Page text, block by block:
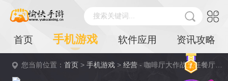
搜索关键词...
首页 手机游戏 软件应用 资讯攻略
您当前位置：首页 >手机游戏 >经营 - 咖啡厅大作战烹饪餐厅正版详情